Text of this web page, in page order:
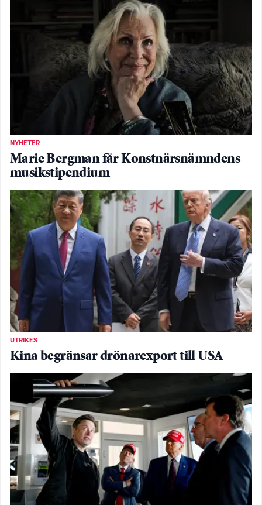
NYHETER
Marie Bergman får Konstnärsnämndens
musikstipendium
UTRIKES
Kina begränsar drönarexport till USA